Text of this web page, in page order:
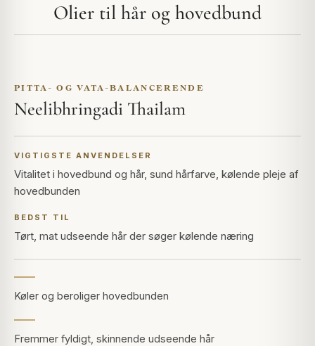
Olier til hår og hovedbund
PITTA- OG VATA-BALANCERENDE
Neelibhringadi Thailam
VIGTIGSTE ANVENDELSER
Vitalitet i hovedbund og hår, sund hårfarve, kølende pleje af
hovedbunden
BEDST TIL
Tørt, mat udseende hår der søger kølende næring
Køler og beroliger hovedbunden
Fremmer fyldigt, skinnende udseende hår